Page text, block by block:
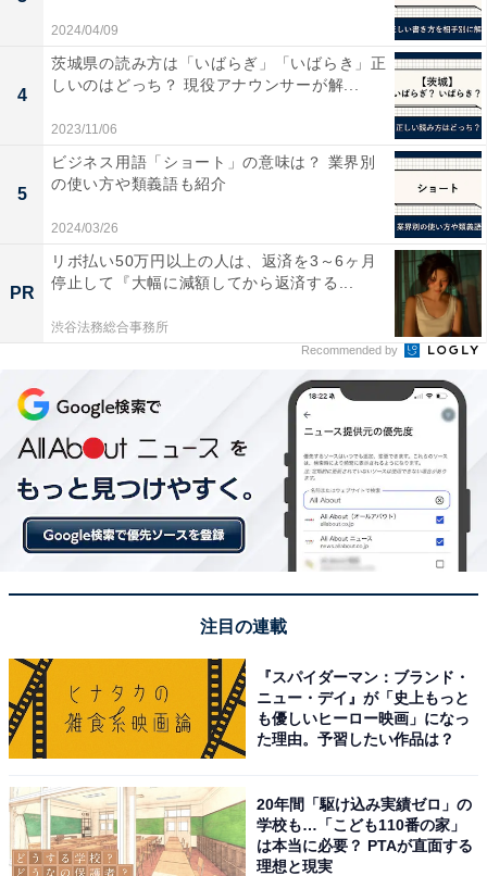
出品した商品の情報を編集したり、公開停止中から出品
中に変更したり、ポイント付与前に取引キャンセルとな
った商品も対象外。さらに配送料クーポンを使った場合
も対象外なので、注意が必要です。
ポイント付与についての注意事項
キャンペーンでは販売手数料50％相当がポイントで戻っ
てきますが、「販売手数料」は商品代金の10％相当で、
送料は差し引かれません。
また注意したいのは、付与されるポイントは500ポイン
トが上限ということ。売れば売っただけ販売手数料の
50％相当のポイントが付与されるわけではありません。
2024/04/09
4
茨城県の読み方は「いばらぎ」「いばらき」正
しいのはどっち？ 現役アナウンサーが解...
2023/11/06
5
ビジネス用語「ショート」の意味は？ 業界別
の使い方や類義語も紹介
2024/03/26
PR
リボ払い50万円以上の人は、返済を3～6ヶ月
停止して『大幅に減額してから返済する...
渋谷法務総合事務所
Recommended by
注目の連載
『スパイダーマン：ブランド・
ニュー・デイ』が「史上もっと
も優しいヒーロー映画」になっ
た理由。予習したい作品は？
20年間「駆け込み実績ゼロ」の
学校も…「こども110番の家」
は本当に必要？ PTAが直面する
理想と現実